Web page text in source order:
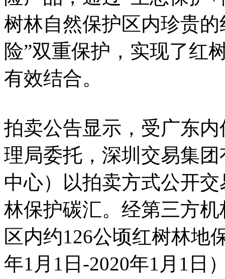
树林自然保护区内珍贵
险”双重保护，实现了红
有效结合。
拍卖公告显示，受广东
理局委托，深圳交易集
中心）以拍卖方式公开
林保护碳汇。经第三方
区内约126公顷红树林地
年1月1日-2020年1月1日